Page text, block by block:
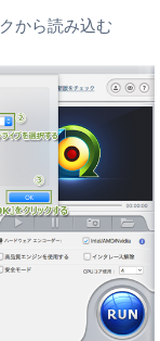
から読み込む